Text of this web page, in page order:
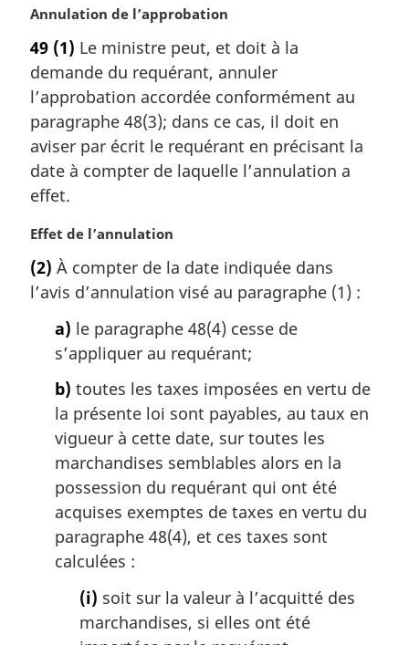
N
t
e
m
a
r
g
i
n
l
:
Annulation de l’approbation
49 (1) Le ministre peut, et doit à la
demande du requérant, annuler
l’approbation accordée conformément au
paragraphe 48(3); dans ce cas, il doit en
aviser par écrit le requérant en précisant la
date à compter de laquelle l’annulation a
effet.
N
t
e
Effet de l’annulation
(2) À compter de la date indiquée dans
l’avis d’annulation visé au paragraphe (1) :
a) le paragraphe 48(4) cesse de
s’appliquer au requérant;
b) toutes les taxes imposées en vertu de
la présente loi sont payables, au taux en
vigueur à cette date, sur toutes les
marchandises semblables alors en la
possession du requérant qui ont été
acquises exemptes de taxes en vertu du
paragraphe 48(4), et ces taxes sont
calculées :
(i) soit sur la valeur à l’acquitté des
marchandises, si elles ont été